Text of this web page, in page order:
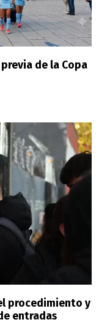
de la Copa
procedimiento y
entradas